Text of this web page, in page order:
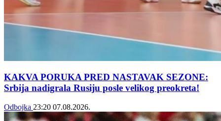
KAKVA PORUKA PRED NASTAVAK SEZONE:
Srbija nadigrala Rusiju posle velikog preokreta!
Odbojka 23:20 07.08.2026.